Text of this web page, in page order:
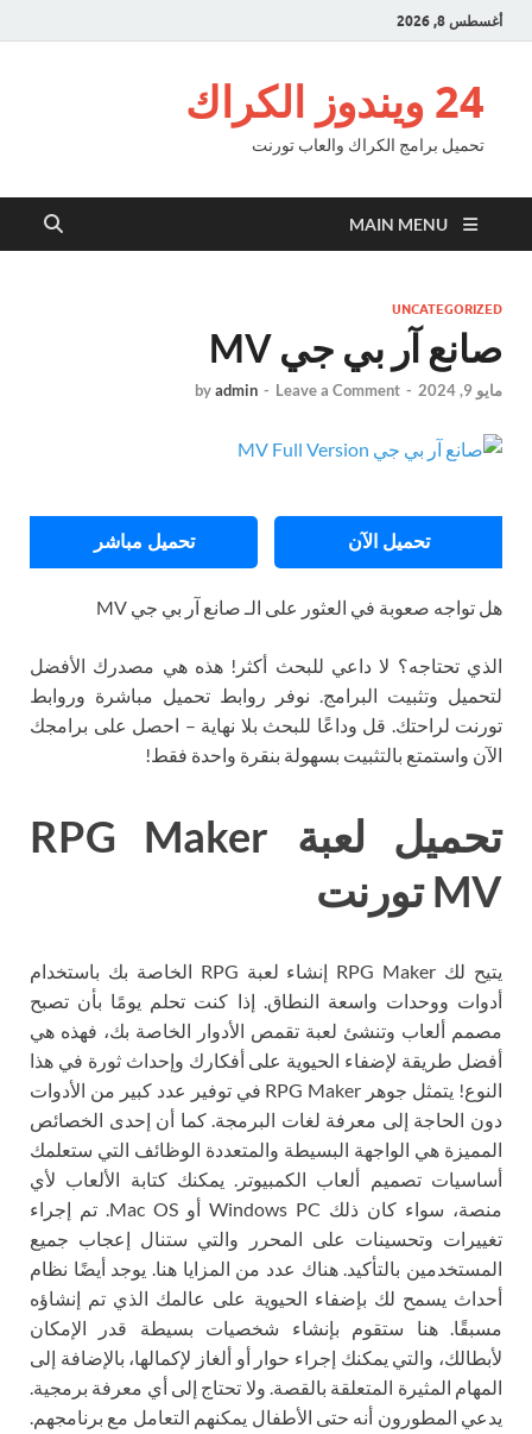
أغسطس 8, 2026
24 ويندوز الكراك
تحميل برامج الكراك والعاب تورنت
MAIN MENU
UNCATEGORIZED
صانع آر بي جي MV
مايو 9, 2024 -
byadmin - Leave a Comment
تحميل الآن تحميل مباشر
هل تواجه صعوبة في العثور على الـ صانع آر بي جي MV
الذي تحتاجه؟ لا داعي للبحث أكثر! هذه هي مصدرك الأفضل
لتحميل وتثبيت البرامج. نوفر روابط تحميل مباشرة وروابط
تورنت لراحتك. قل وداعًا للبحث بلا نهاية – احصل على برامجك
الآن واستمتع بالتثبيت بسهولة بنقرة واحدة فقط!
تحميل لعبة RPG Maker
MV تورنت
يتيح لك RPG Maker إنشاء لعبة RPG الخاصة بك باستخدام
أدوات ووحدات واسعة النطاق. إذا كنت تحلم يومًا بأن تصبح
مصمم ألعاب وتنشئ لعبة تقمص الأدوار الخاصة بك، فهذه هي
أفضل طريقة لإضفاء الحيوية على أفكارك وإحداث ثورة في هذا
النوع! يتمثل جوهر RPG Maker في توفير عدد كبير من الأدوات
دون الحاجة إلى معرفة لغات البرمجة. كما أن إحدى الخصائص
المميزة هي الواجهة البسيطة والمتعددة الوظائف التي ستعلمك
أساسيات تصميم ألعاب الكمبيوتر. يمكنك كتابة الألعاب لأي
منصة، سواء كان ذلك Windows PC أو Mac OS. تم إجراء
تغييرات وتحسينات على المحرر والتي ستنال إعجاب جميع
المستخدمين بالتأكيد. هناك عدد من المزايا هنا. يوجد أيضًا نظام
أحداث يسمح لك بإضفاء الحيوية على عالمك الذي تم إنشاؤه
مسبقًا. هنا ستقوم بإنشاء شخصيات بسيطة قدر الإمكان
لأبطالك، والتي يمكنك إجراء حوار أو ألغاز لإكمالها، بالإضافة إلى
المهام المثيرة المتعلقة بالقصة. ولا تحتاج إلى أي معرفة برمجية.
يدعي المطورون أنه حتى الأطفال يمكنهم التعامل مع برنامجهم.